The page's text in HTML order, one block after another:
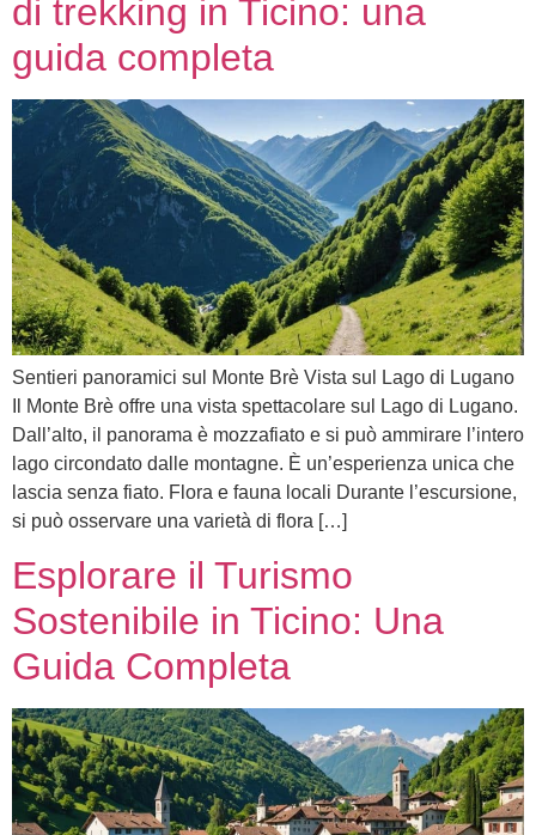
di trekking in Ticino: una
guida completa
Sentieri panoramici sul Monte Brè Vista sul Lago di Lugano
Il Monte Brè offre una vista spettacolare sul Lago di Lugano.
Dall’alto, il panorama è mozzafiato e si può ammirare l’intero
lago circondato dalle montagne. È un’esperienza unica che
lascia senza fiato. Flora e fauna locali Durante l’escursione,
si può osservare una varietà di flora […]
Esplorare il Turismo
Sostenibile in Ticino: Una
Guida Completa